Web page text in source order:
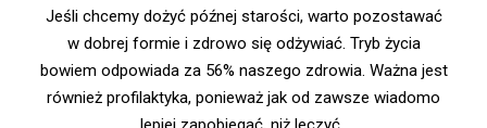
Jeśli chcemy dożyć późnej starości, warto pozostawać
w dobrej formie i zdrowo się odżywiać. Tryb życia
bowiem odpowiada za 56% naszego zdrowia. Ważna jest
również profilaktyka, ponieważ jak od zawsze wiadomo